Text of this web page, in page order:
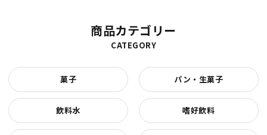
商品カテゴリー
CATEGORY
菓子 パン・生菓子
飲料水 嗜好飲料